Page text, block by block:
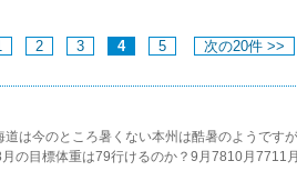
2 3 4 5 次の20件 >>
は今のところ暑くない本州は酷暑のようです
の目標体重は79行けるのか？9月7810月7711